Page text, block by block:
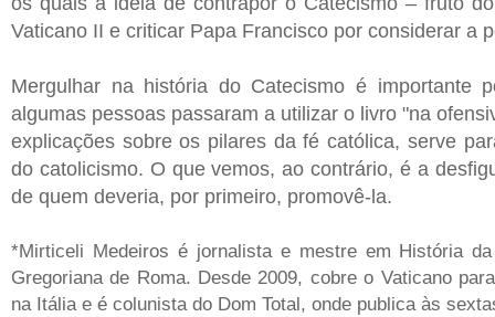
Vaticano II e criticar Papa Francisco por considerar a
Mergulhar na história do Catecismo é importante
algumas pessoas passaram a utilizar o livro "na
explicações sobre os pilares da fé católica, serve
do catolicismo. O que vemos, ao contrário, é a
de quem deveria, por primeiro, promovê-la.
*Mirticeli Medeiros é jornalista e mestre em História
Gregoriana de Roma. Desde 2009, cobre o Vaticano
na Itália e é colunista do Dom Total, onde publica às